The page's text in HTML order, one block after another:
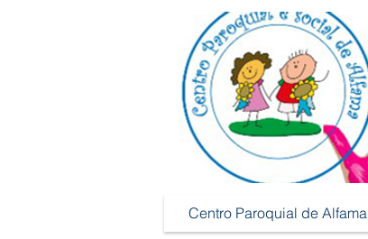
Centro Paroquial de Alfama
Centro Paroquial de Alfama